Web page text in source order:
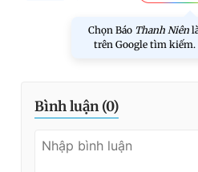
Chọn Báo Thanh Niên
trên Google tìm kiếm.
Bình luận (0)